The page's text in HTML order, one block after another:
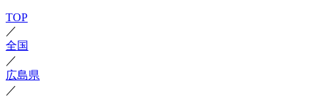
TOP
／
全国
／
広島県
／